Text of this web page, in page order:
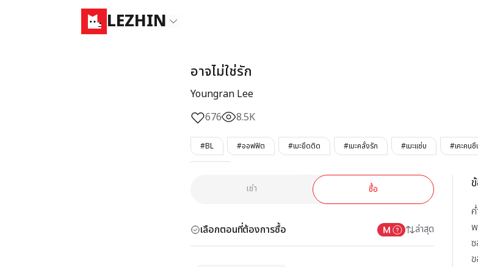
LEZHIN
อาจไม่ใช่รัก
Youngran Lee
676
8.5K
#BL #ออฟฟิต #เมะยึดติด #เมะคลั่งรัก #เมะแซ่บ #เคะคนซึ
เช่า ซื้อ
เลือกตอนที่ต้องการซื้อ ล่าสุด